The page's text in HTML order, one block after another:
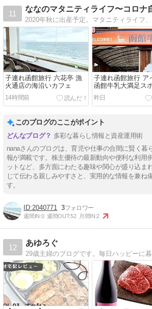
11
ななのマタニティライフ〜コロナ
子連れ函館旅行 六花亭 漁
火通店の海沿いカフェ
14時間前
子連れ函館旅行 ア
函館牛乳大満足ス
昨日
このブログのここがポイント
多彩な暮らし情報と資産運用術
nanaさんのブログは、育児や仕事の合間に賢く暮
報が満載です。株主優待の最新動向や便利な利用
ットなど、多方面にわたる趣味や関心が盛り込ま
じて伝わる親しみやすさと、実用的な情報を兼ね
す。
2040771 3
週間IN:0 週間OUT:52 月間IN:2
12
あゆろぐ